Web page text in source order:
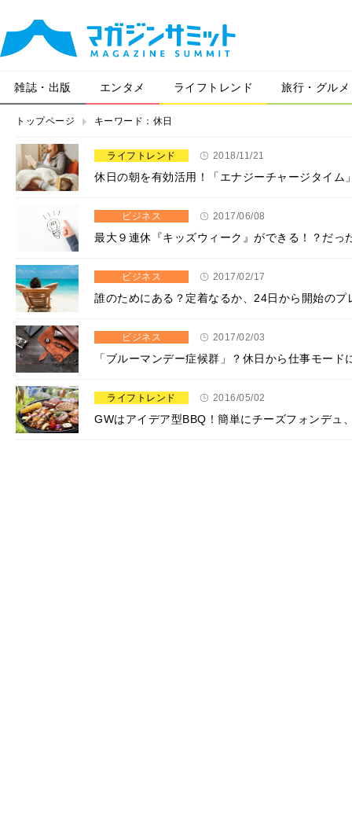
雑誌・出版 エンタメ ライフトレンド 旅行・グルメ
トップページ キーワード：休日
ライフトレンド 2018/11/21
休日の朝を有効活用！「エナジーチャージタイム
ビジネス 2017/06/08
最大９連休『キッズウィーク』ができる！？だっ
ビジネス 2017/02/17
誰のためにある？定着なるか、24日から開始のプ
ビジネス 2017/02/03
「ブルーマンデー症候群」？休日から仕事モー
ライフトレンド 2016/05/02
GWはアイデア型BBQ！簡単にチーズフォンデュ